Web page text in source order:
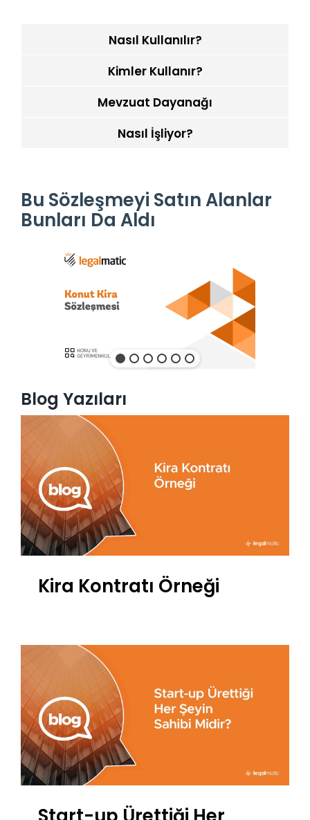
Nasıl Kullanılır?
Kimler Kullanır?
Mevzuat Dayanağı
Nasıl İşliyor?
Bu Sözleşmeyi Satın Alanlar
Bunları Da Aldı
Blog Yazıları
Kira Kontratı Örneği